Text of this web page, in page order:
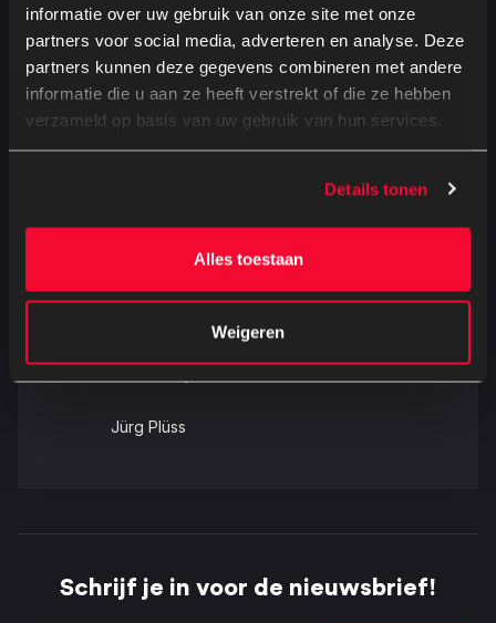
informatie over uw gebruik van onze site met onze
partners voor social media, adverteren en analyse. Deze
partners kunnen deze gegevens combineren met andere
informatie die u aan ze heeft verstrekt of die ze hebben
verzameld op basis van uw gebruik van hun services.
Details tonen
Alles toestaan
Weigeren
Nederlands ondertiteld 17 september 2025
Kijkwijzer
Jürg Plüss
Schrijf je in voor de nieuwsbrief!